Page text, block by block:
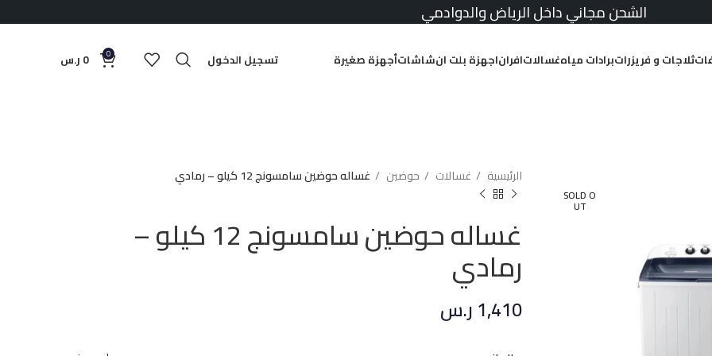
الشحن مجاني داخل الرياض والدوادمي
ثلاجات و فريزراتبرادات مياهغسالاتافراناجهزة بلت انشاشاتأجهزة صغيرة تسجيل الدخول 0
0 ر.س
SOLD O
UT
الرئيسية غسالات حوضين غساله حوضين سامسونج 12 كيلو – رمادي
غساله حوضين سامسونج 12 كيلو –
رمادي
1,410ر.س